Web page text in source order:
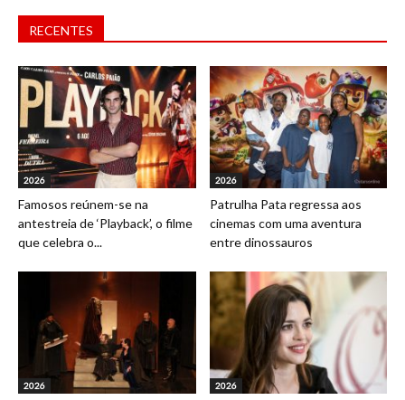
RECENTES
2026
Famosos reúnem-se na
antestreia de ‘Playback’, o filme
que celebra o...
2026
Patrulha Pata regressa aos
cinemas com uma aventura
entre dinossauros
2026 2026